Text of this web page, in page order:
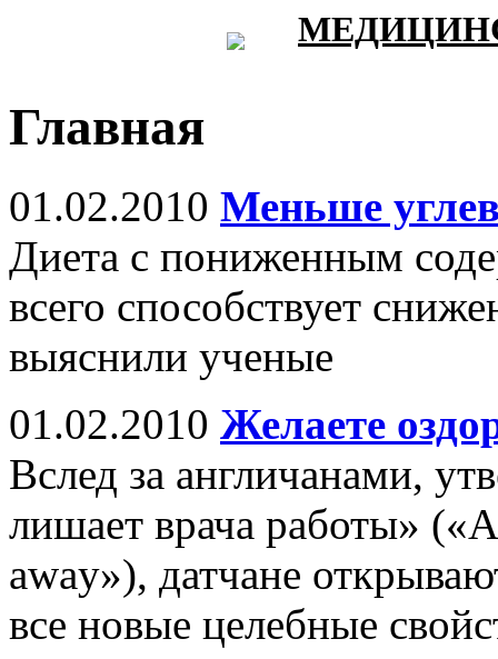
Главная
01.02.2010 Меньше
Диета с пониженным
всего способствует
выяснили ученые
01.02.2010 Желаете
Вслед за англичанами,
лишает врача работы»
away»), датчане
все новые целебные